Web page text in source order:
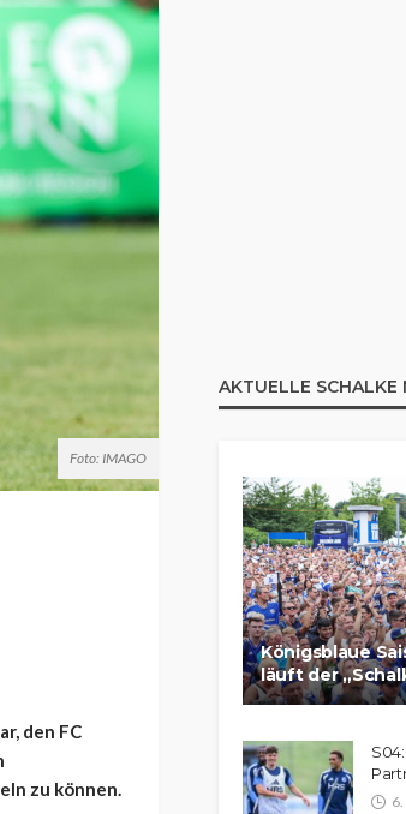
Foto: IMAGO
den FC
zu können.
AKTUELLE SCHALKE
Königsblaue
läuft der